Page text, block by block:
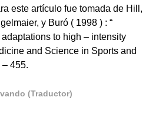
este artículo fue tomada de Hill,
y Buró ( 1998 ) : “
to high – intensity
and Science in Sports and
– 455.
(Traductor)